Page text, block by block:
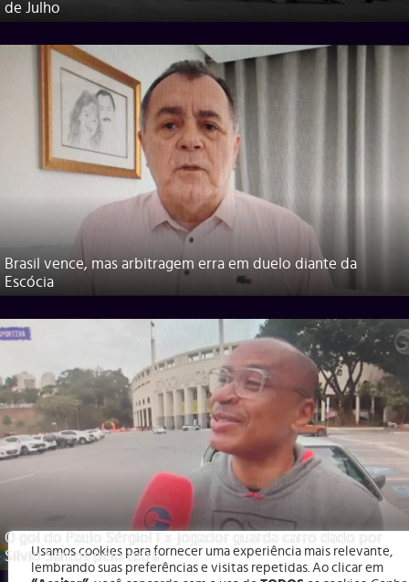
de Julho
Brasil vence, mas arbitragem erra em duelo diante da
Escócia
O gol do Paulo Sérgio! Ex-jogador guarda carro dado por
Silvio Santos pelo tetra
Usamos cookies para fornecer uma experiência mais relevante,
lembrando suas preferências e visitas repetidas. Ao clicar em